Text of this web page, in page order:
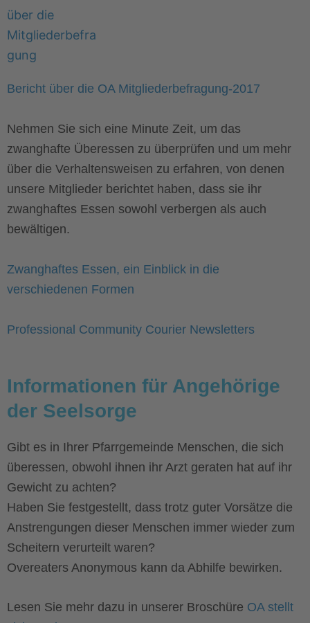
Bericht über die OA Mitgliederbefragung-2017
Nehmen Sie sich eine Minute Zeit, um das
zwanghafte Überessen zu überprüfen und um mehr
über die Verhaltensweisen zu erfahren, von denen
unsere Mitglieder berichtet haben, dass sie ihr
zwanghaftes Essen sowohl verbergen als auch
bewältigen.
Zwanghaftes Essen, ein Einblick in die
verschiedenen Formen
Professional Community Courier Newsletters
Informationen für Angehörige
der Seelsorge
Gibt es in Ihrer Pfarrgemeinde Menschen, die sich
überessen, obwohl ihnen ihr Arzt geraten hat auf ihr
Gewicht zu achten?
Haben Sie festgestellt, dass trotz guter Vorsätze die
Anstrengungen dieser Menschen immer wieder zum
Scheitern verurteilt waren?
Overeaters Anonymous kann da Abhilfe bewirken.
Lesen Sie mehr dazu in unserer Broschüre OA stellt